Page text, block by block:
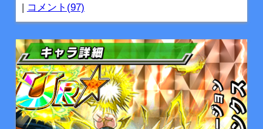
| コメント(97)